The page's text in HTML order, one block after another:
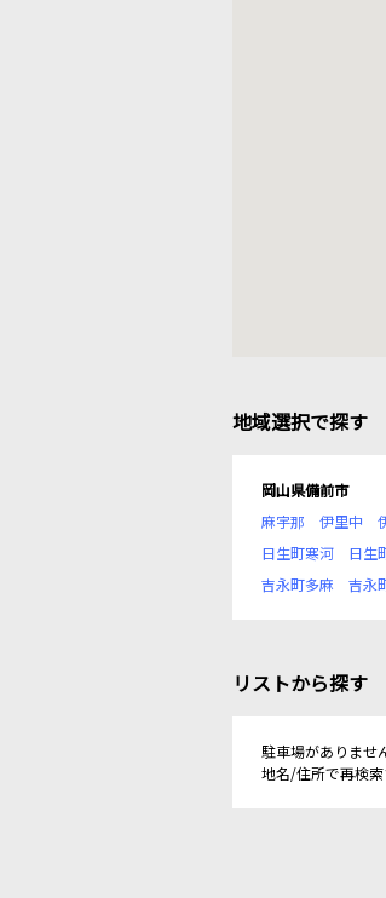
地域選択で探す
岡山県備前市
麻宇那
伊里中
日生町寒河
日生
吉永町多麻
吉永
リストから探す
駐車場がありませ
地名/住所で再検